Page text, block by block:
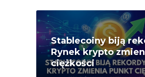
Stablecoiny biją
Rynek krypto
ciężkości